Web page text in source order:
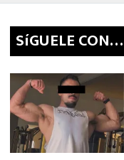
SíGUELE CON…